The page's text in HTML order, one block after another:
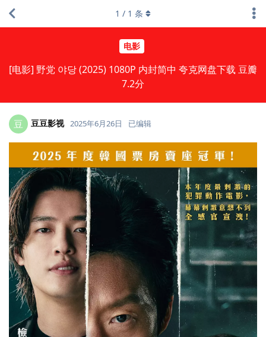
电影
[电影] 野党 야당 (2025) 1080P 内封简中 夸克网盘下载 豆瓣
7.2分
1 / 1 条
豆 豆豆影视 2025年6月26日 已编辑